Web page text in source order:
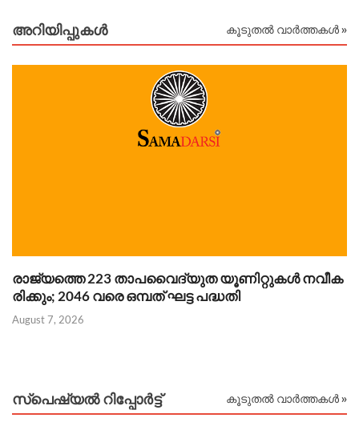
അറിയിപ്പുകള്‍ കൂടുതൽ വാർത്തകൾ »
രാജ്യത്തെ 223 താപവൈദ്യുത യൂണിറ്റുകൾ നവീക
രിക്കും; 2046 വരെ ഒമ്പത് ഘട്ട പദ്ധതി
August 7, 2026
സ്പെഷ്യൽ റിപ്പോര്‍ട്ട് കൂടുതൽ വാർത്തകൾ »